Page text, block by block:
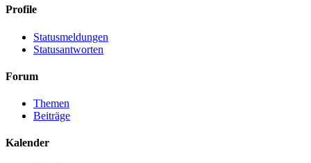
Profile
Statusmeldungen
Statusantworten
Forum
Themen
Beiträge
Kalender